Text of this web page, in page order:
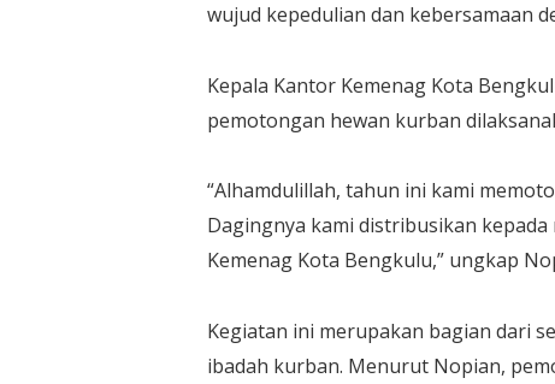
wujud kepedulian dan kebersamaan
Kepala Kantor Kemenag Kota
pemotongan hewan kurban
“Alhamdulillah, tahun ini kami
Dagingnya kami distribusikan
Kemenag Kota Bengkulu,” ungkap
Kegiatan ini merupakan bagian dari
ibadah kurban. Menurut Nopian,